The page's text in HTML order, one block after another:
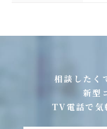
相談したく
新型
TV電話で気